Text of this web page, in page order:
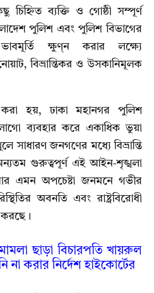
ব্যক্তি ও গোষ্ঠী সম্পূর্ণ
পুলিশ এবং পুলিশ বিভাগের
ক্ষুণ্ন করার লক্ষ্যে
বিভ্রান্তিকর ও উসকানিমূলক
হয়, ঢাকা মহানগর পুলিশ
ব্যবহার করে একাধিক ভুয়া
জনগণের মধ্যে বিভ্রান্তি
অন্যতম গুরুত্বপূর্ণ এই আইন-শৃঙ্খলা
এমন অপচেষ্টা জনমনে গভীর
অবনতি এবং রাষ্ট্রবিরোধী
করছে।
মামলা ছাড়া বিচারপতি খায়রুল
না করার নির্দেশ হাইকোর্টের